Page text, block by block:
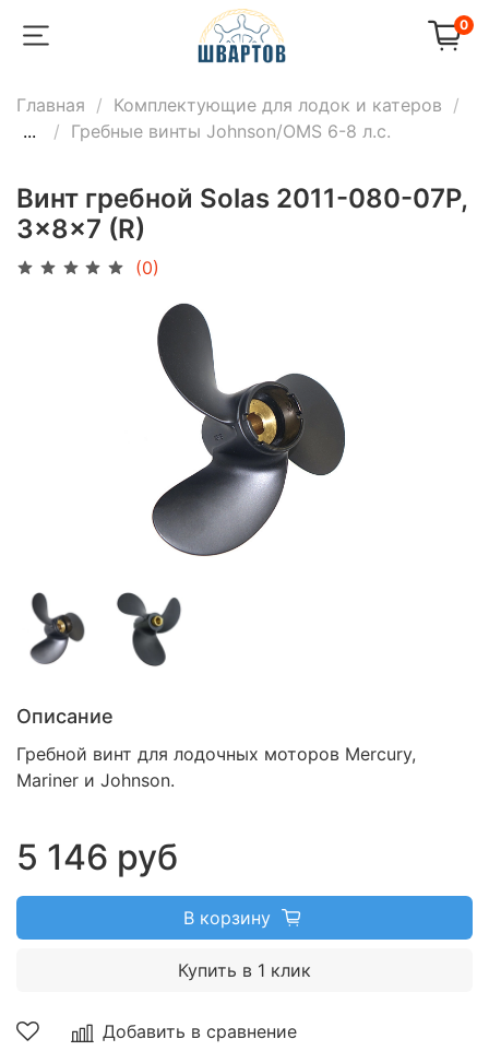
0
Главная
Комплектующие для лодок и катеров
...
Гребные винты Johnson/OMS 6-8 л.с.
Винт гребной Solas 2011-080-07P,
3x8x7 (R)
(0)
Добавить в сравнение
Описание
Гребной винт для лодочных моторов Mercury,
Mariner и Johnson.
5 146 руб
В корзину
Купить в 1 клик